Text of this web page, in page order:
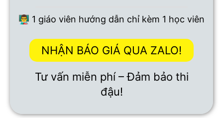
👨‍🏫 1 giáo viên hướng dẫn chỉ kèm 1 học viên
NHẬN BÁO GIÁ QUA ZALO!
Tư vấn miễn phí – Đảm bảo thi
đậu!